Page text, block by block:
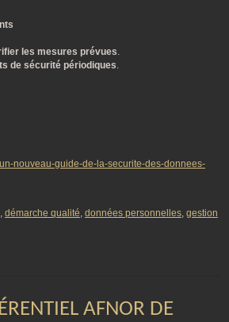
les mesures prévues.
de sécurité périodiques.
un-nouveau-guide-de-la-securite-des-donnees-
, démarche qualité, données personnelles, gestion
AFNOR DE